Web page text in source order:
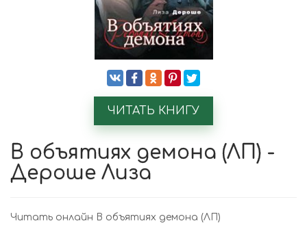
ЧИТАТЬ КНИГУ
В объятиях демона (ЛП) -
Дероше Лиза
Читать онлайн В объятиях демона (ЛП)